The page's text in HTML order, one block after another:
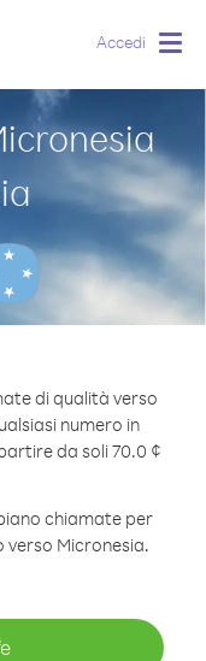
Accedi
di qualità verso
numero in
da soli 70.0 ¢
chiamate per
Micronesia.